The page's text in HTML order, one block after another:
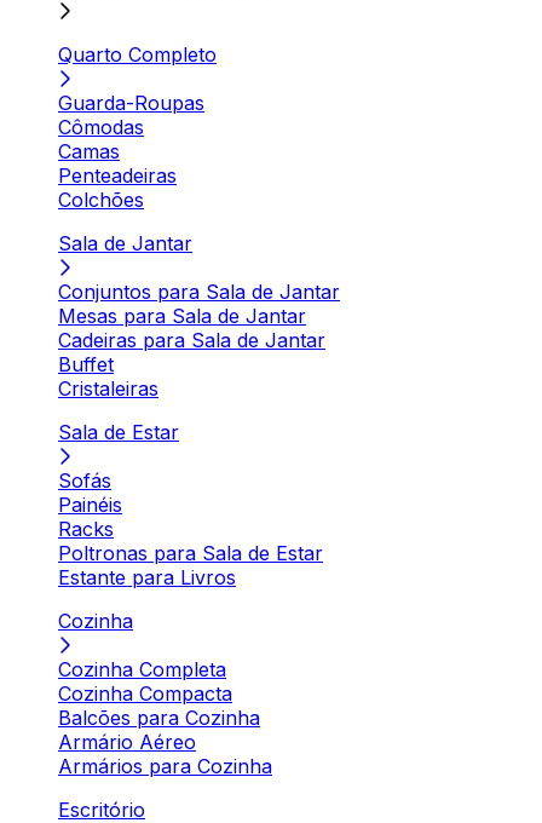
Quarto Completo
Guarda-Roupas
Cômodas
Camas
Penteadeiras
Colchões
Sala de Jantar
Conjuntos para Sala de Jantar
Mesas para Sala de Jantar
Cadeiras para Sala de Jantar
Buffet
Cristaleiras
Sala de Estar
Sofás
Painéis
Racks
Poltronas para Sala de Estar
Estante para Livros
Cozinha
Cozinha Completa
Cozinha Compacta
Balcões para Cozinha
Armário Aéreo
Armários para Cozinha
Escritório